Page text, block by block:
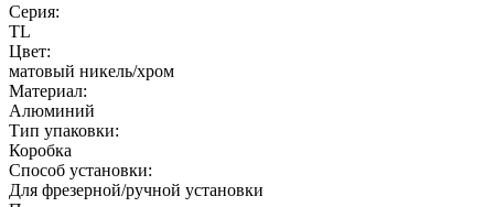
Серия:
TL
Цвет:
матовый никель/хром
Материал:
Алюминий
Тип упаковки:
Коробка
Способ установки:
Для фрезерной/ручной установки